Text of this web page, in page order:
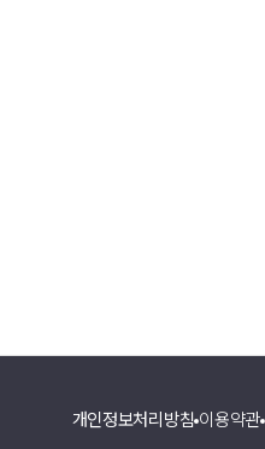
개인정보처리방침 이용약관